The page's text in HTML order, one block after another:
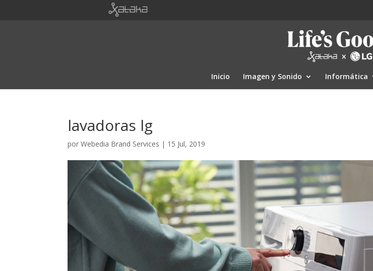
Inicio Imagen y Sonido Informática
lavadoras lg
porWebedia Brand Services | 15 Jul, 2019